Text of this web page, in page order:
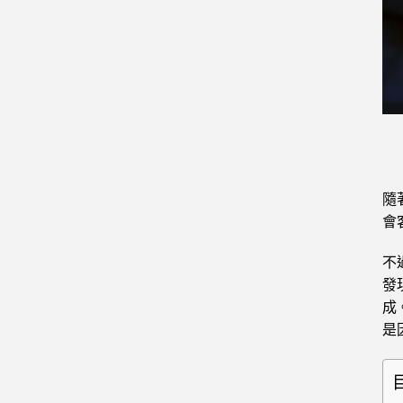
隨
會
不
發
成
是